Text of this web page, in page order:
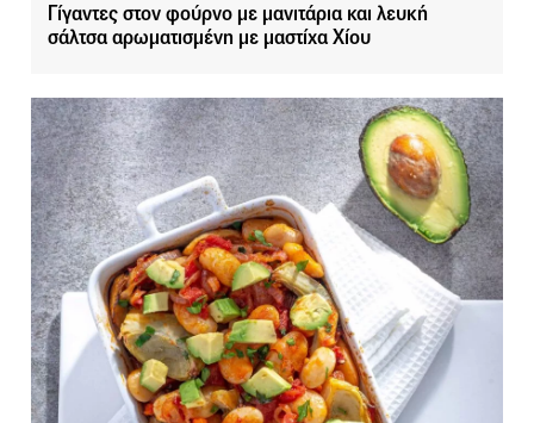
Γίγαντες στον φούρνο με μανιτάρια και λευκή
σάλτσα αρωματισμένη με μαστίχα Χίου